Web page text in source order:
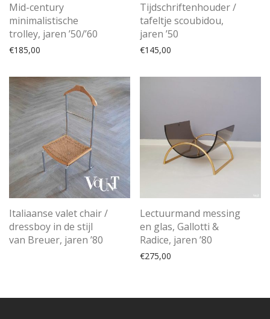
Mid-century
minimalistische
trolley, jaren ’50/’60
€185,00
Tijdschriftenhouder /
tafeltje scoubidou,
jaren ’50
€145,00
Italiaanse valet chair /
dressboy in de stijl
van Breuer, jaren ’80
Lectuurmand messing
en glas, Gallotti &
Radice, jaren ’80
€275,00